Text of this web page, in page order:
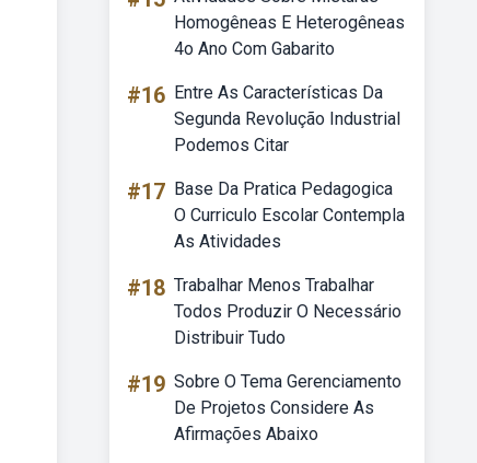
Homogêneas E Heterogêneas
4o Ano Com Gabarito
#16 Entre As Características Da
Segunda Revolução Industrial
Podemos Citar
#17 Base Da Pratica Pedagogica
O Curriculo Escolar Contempla
As Atividades
#18 Trabalhar Menos Trabalhar
Todos Produzir O Necessário
Distribuir Tudo
#19 Sobre O Tema Gerenciamento
De Projetos Considere As
Afirmações Abaixo